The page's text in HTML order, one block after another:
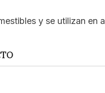
y se utilizan en